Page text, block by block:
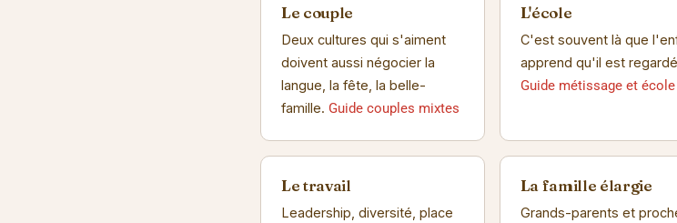
Le couple
Deux cultures qui s'aiment
doivent aussi négocier la
langue, la fête, la belle-
famille. Guide couples mixtes
L'école
C'est souvent là que
apprend qu'il est
Guide métissage et école
Le travail
Leadership, diversité, place
La famille élargie
Grands-parents et